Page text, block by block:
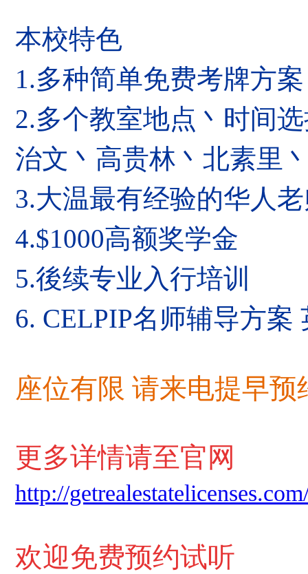
本校特色
1.多种简单免费考牌方案
2.多个教室地点丶时间
治文丶高贵林丶北素里
3.大温最有经验的华人
4.$1000高额奖学金
5.後续专业入行培训
6. CELPIP名师辅导方
座位有限 请来电提早预
更多详情请至官网
http://
欢迎免费预约试听